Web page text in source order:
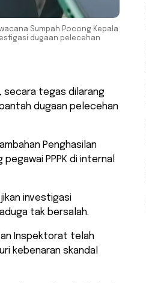
Sumpah Pocong Kepala
dugaan pelecehan
secara tegas dilarang
dugaan pelecehan
Penghasilan
PPPK di internal
investigasi
tak bersalah.
dan Inspektorat telah
kebenaran skandal